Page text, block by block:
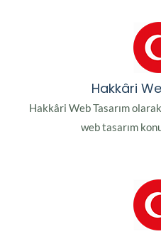
Hakkâri
Hakkâri Web Tasarım
web tasarım